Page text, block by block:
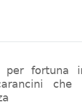
per fortuna